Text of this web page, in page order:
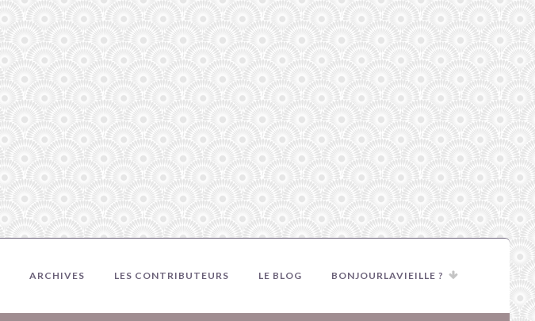
ARCHIVES LES CONTRIBUTEURS LE BLOG BONJOURLAVIEILLE ?